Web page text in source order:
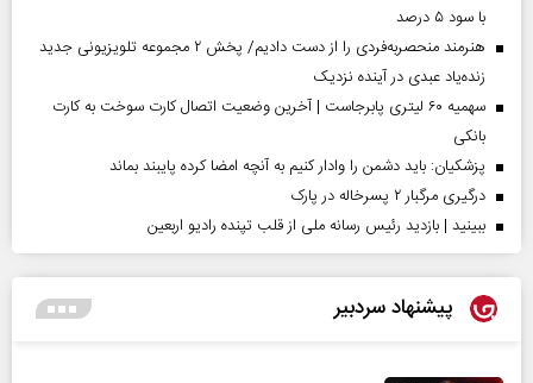
با سود ۵ درصد
هنرمند منحصر‌به‌فردی را از دست دادیم/ پخش ۲ مجموعه تلویزیونی جدید
زنده‌یاد عبدی در آینده نزدیک
سهمیه ۶۰ لیتری پابرجاست | آخرین وضعیت اتصال کارت سوخت به کارت
بانکی
پزشکیان: باید دشمن را وادار کنیم به آنچه امضا کرده پایبند بماند
درگیری مرگبار ۲ پسرخاله در پارک
ببینید | بازدید رئیس رسانه ملی از قلب تپنده رادیو اربعین
پیشنهاد سردبیر